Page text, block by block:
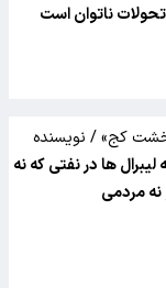
ناتوان است
کج» / نویسنده
نفتی یا اسناد
تفصیلی با
لیبرال ها در نفتی که نه
مردمی